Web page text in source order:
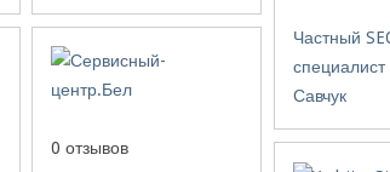
Частный
Савчук
0 отзывов